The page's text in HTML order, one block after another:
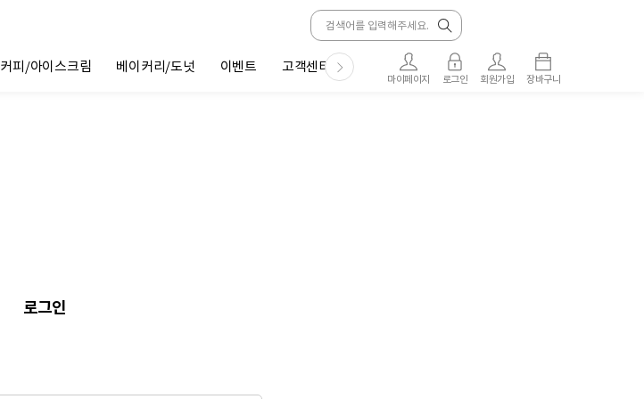
커피/아이스크림 베이커리/도넛 이벤트 고객센터
마이페이지 로그인 회원가입 장바구니
로그인